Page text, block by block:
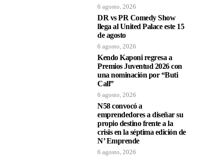
6 agosto, 2026
DR vs PR Comedy Show
llega al United Palace este 15
de agosto
6 agosto, 2026
Kendo Kaponi regresa a
Premios Juventud 2026 con
una nominación por “Buti
Call”
6 agosto, 2026
N58 convocó a
emprendedores a diseñar su
propio destino frente a la
crisis en la séptima edición de
N’ Emprende
6 agosto, 2026